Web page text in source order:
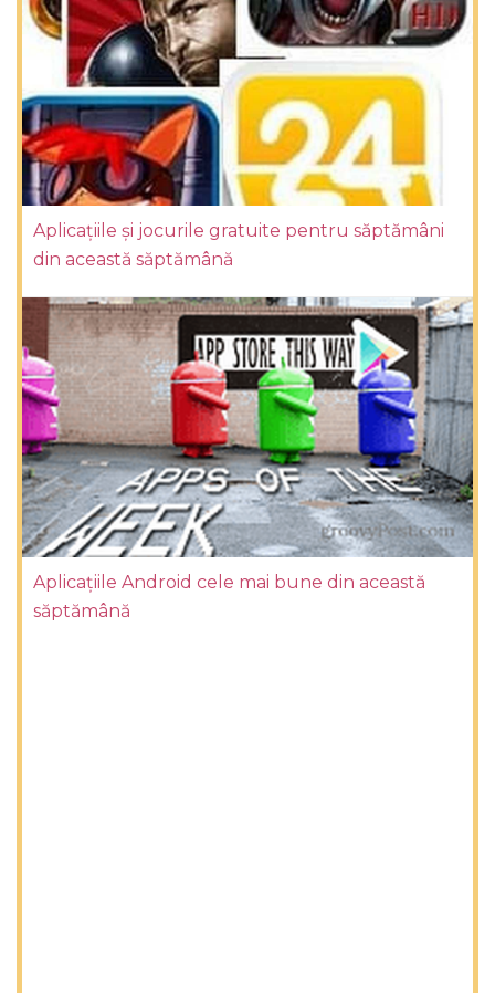
Aplicațiile și jocurile gratuite pentru săptămâni
din această săptămână
Aplicațiile Android cele mai bune din această
săptămână